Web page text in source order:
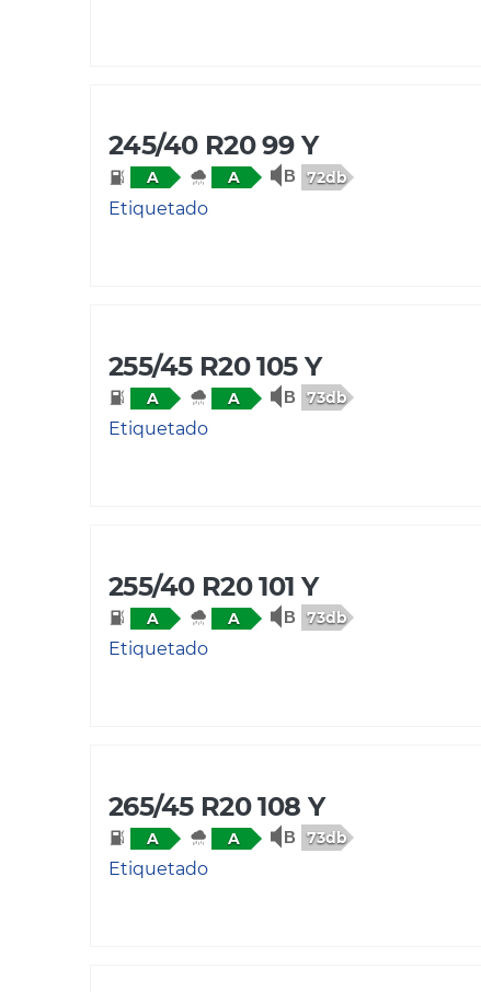
245/40 R20 99 Y
A A 72db
Etiquetado
255/45 R20 105 Y
A A 73db
Etiquetado
255/40 R20 101 Y
A A 73db
Etiquetado
265/45 R20 108 Y
A A 73db
Etiquetado